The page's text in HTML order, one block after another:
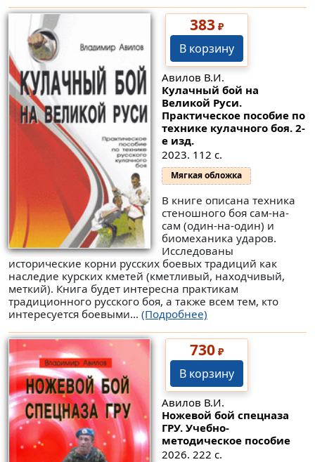
383₽
В корзину
Авилов В.И.
Кулачный бой на
Великой Руси.
Практическое пособие по
технике кулачного боя. 2-
е изд.
2023. 112 с.
Мягкая обложка
В книге описана техника
стеношного боя сам-на-
сам (один-на-один) и
биомеханика ударов.
Исследованы
исторические корни русских боевых традиций как
наследие курских кметей (кметливый, находчивый,
меткий). Книга будет интересна практикам
традиционного русского боя, а также всем тем, кто
интересуется боевыми... (Подробнее)
730₽
В корзину
Авилов В.И.
Ножевой бой спецназа
ГРУ. Учебно-
методическое пособие
2026. 222 с.